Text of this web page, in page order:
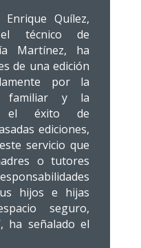
Quílez,
técnico de
Martínez, ha
de una edición
por la
familiar y la
el éxito de
ediciones,
servicio que
o tutores
hijos e hijas
seguro,
ha señalado el